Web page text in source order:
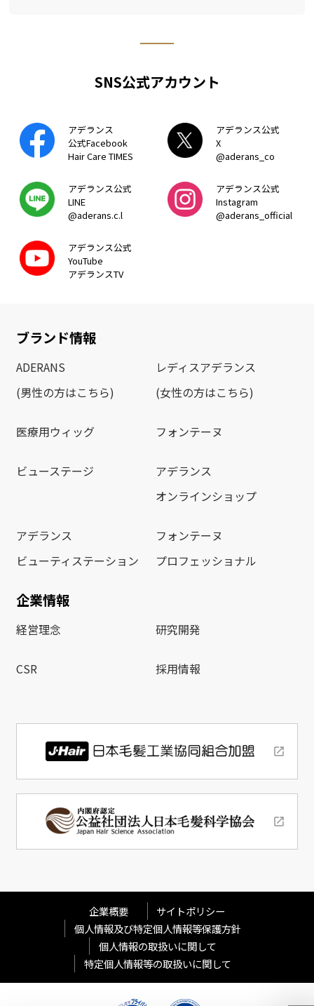
SNS公式アカウント
アデランス
公式Facebook
Hair Care TIMES
アデランス公式
X
@aderans_co
アデランス公式
LINE
@aderans.c.l
アデランス公式
Instagram
@aderans_official
アデランス公式
YouTube
アデランスTV
ブランド情報
ADERANS
(男性の方はこちら)
レディスアデランス
(女性の方はこちら)
医療用ウィッグ フォンテーヌ
ビューステージ
アデランス
オンラインショップ
アデランス
ビューティステーション
フォンテーヌ
プロフェッショナル
企業情報
経営理念 研究開発
CSR 採用情報
企業概要
サイトポリシー
個人情報及び特定個人情報等保護方針
個人情報の取扱いに関して
特定個人情報等の取扱いに関して